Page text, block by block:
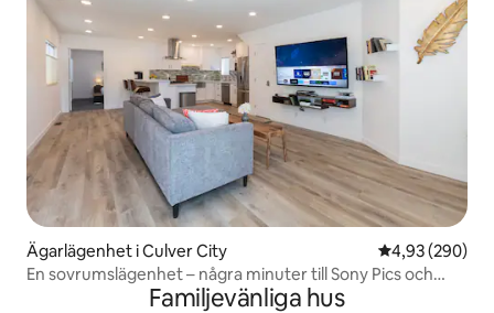
Ägarlägenhet i Culver City 4,93 av 5 i
4,93 (290)
En sovrumslägenhet – några minuter till Sony Pics och
Venedigs kanalerFamiljevänliga hus